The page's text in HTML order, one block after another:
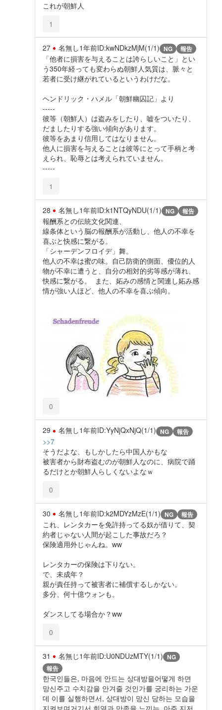
これが朝鮮人
1
27 名無し1年前ID:kwNDkzMjM(1/1) NG 報告
「他者に損害を与えることは誇らしいこと」とい
う350年経っても変わらぬ朝鮮人気質は、脈々と
若者に受け継がれているというわけだな。
ヘンドリック・ハメル「朝鮮幽囚記」より
-----
彼等（朝鮮人）は盗みをしたり、嘘をついたり、
だましたりする強い傾向があります。
彼等をあまり信用してはなりません。
他人に損害を与えることは彼等にとって手柄と考
えられ、恥辱とは考えられていません。
-----
1
28 名無し1年前ID:k1NTQyNDU(1/1) NG 報告
報酬系との伝統文化関連、
線条体という脳の報酬系が活動し、他人の不幸を
喜ぶと快感に繋がる。
「シャーデンフロイデ」舞。
他人の不幸は蜜の味。自己防衛的側面、優位的人
物が不幸に遭うと、自分の相対的劣等感が薄れ、
快感に繋がる。 また、妬みの感情と関連し妬み感
情が強い人ほど、他人の不幸を喜ぶ傾向。
0
29 名無し1年前ID:YyNjQxNjQ(1/1) NG 報告
>>7
そうだよな、もしかしたら中国人かもな
被害者から財布盗むのが朝鮮人なのに、病院で踊
るだけとか朝鮮人らしくないよなｗ
0
30 名無し1年前ID:k2MDYzMzE(1/1) NG 報告
これ、レンタカーを免許持ってる奴が借りて、契
約者じゃない人間が起こした事故だろ？
保険適用外じゃんね。ww
レンタカーの保険は下りない。
で、未成年？
親が責任持って被害者に補償するしかない。
多分、何十億ウォンも。
ダンスしてる場合か？ww
0
31 名無じ1年前ID:U0NDUzMTY(1/1) NG
報告
한국인들은, 마음에 안드는 상대방을어떻게 하면
망신주고 수치감을 안겨줄 것인가를 궁리하는 가운
데 이를 실행하면서, 상대방이 망신 당하는 모습을
지켜보며거기서 희열과 만족을 느끼는, 아주 지저